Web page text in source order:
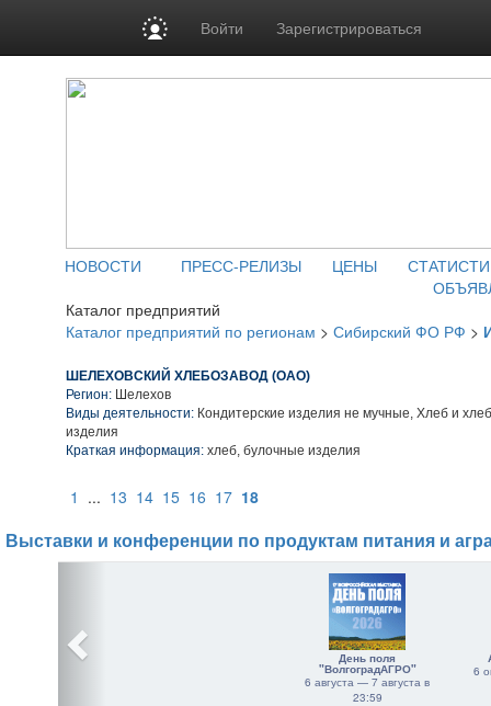
Войти Зарегистрироваться
НОВОСТИ ПРЕСС-РЕЛИЗЫ ЦЕНЫ
Каталог предприятий
Каталог предприятий по регионам > Сибирский ФО РФ >
ШЕЛЕХОВСКИЙ ХЛЕБОЗАВОД (ОАО)
Регион: Шелехов
Виды деятельности: Кондитерские изделия не мучные, Хлеб и
изделия
Краткая информация: хлеб, булочные изделия
1 ... 13 14 15 16 17 18
Выставки и конференции по продуктам питания и
День поля
"ВолгоградАГРО"
6 августа — 7 августа в
23:59
6